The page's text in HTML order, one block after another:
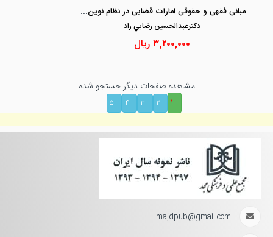
مبانی فقهی و حقوقی امارات قضایی در نظام نوین دادرسی
دكترعبدالحسين رضايي راد
۳,۲۰۰,۰۰۰ریال
مشاهده صفحات دیگر جستجو شده
۱
۲ ۳ ۴ ۵
majdpub@gmail.com